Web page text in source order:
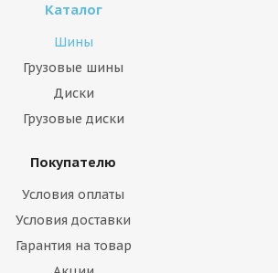
Каталог
Шины
Грузовые шины
Диски
Грузовые диски
Покупателю
Условия оплаты
Условия доставки
Гарантия на товар